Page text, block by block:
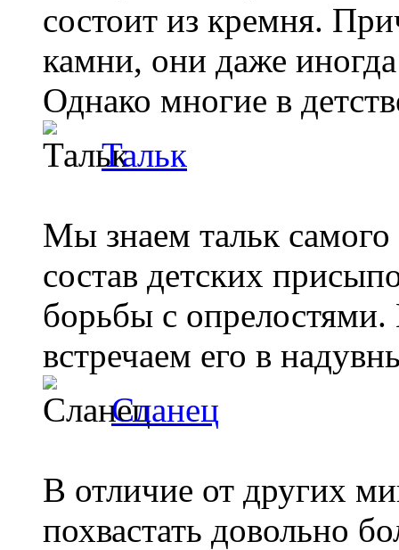
состоит из кремня.
камни, они даже
Однако многие в
Тальк
Мы знаем тальк самого
состав детских
борьбы с
встречаем его в
Сланец
В отличие от других
похвастать довольно